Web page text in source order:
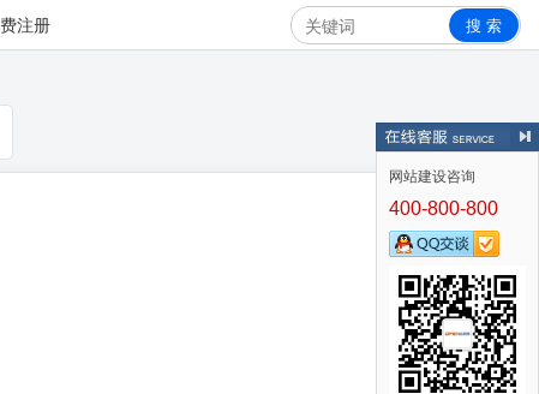
注册 搜 索
网站建设咨询
400-800-800